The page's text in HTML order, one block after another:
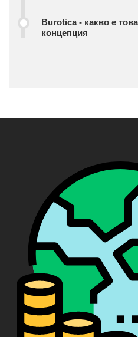
Burotica - какво е
концепция